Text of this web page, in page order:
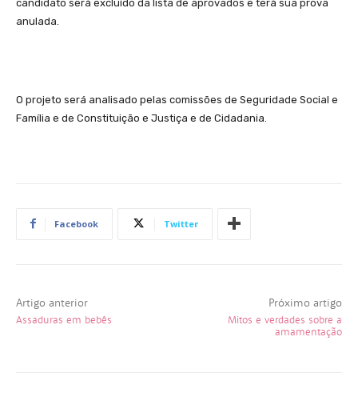
candidato será excluído da lista de aprovados e terá sua prova
anulada.
O projeto será analisado pelas comissões de Seguridade Social e
Família e de Constituição e Justiça e de Cidadania.
Facebook Twitter
Artigo anterior
Assaduras em bebês
Próximo artigo
Mitos e verdades sobre a
amamentação